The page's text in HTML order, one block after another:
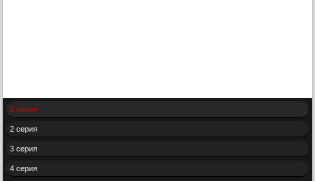
1 серия
2 серия
3 серия
4 серия